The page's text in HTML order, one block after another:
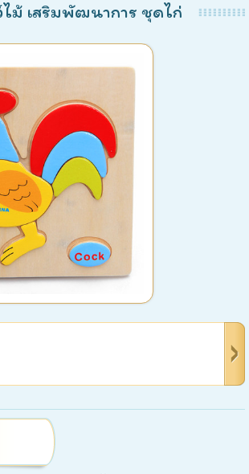
ไม้ เสริมพัฒนาการ ชุดไก่